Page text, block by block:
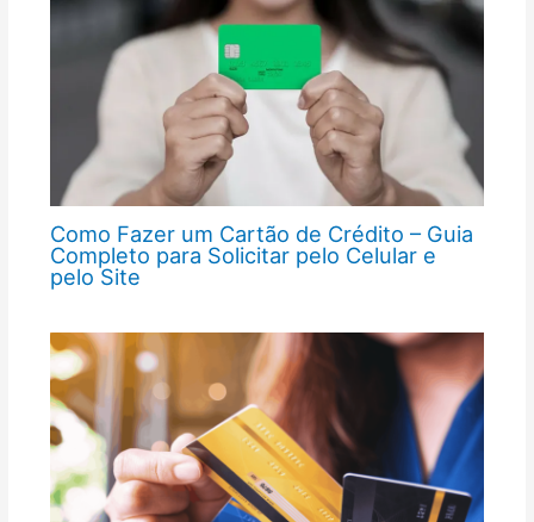
Como Fazer um Cartão de Crédito – Guia
Completo para Solicitar pelo Celular e
pelo Site